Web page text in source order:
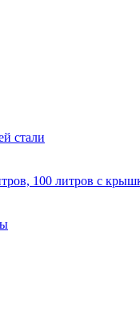
стали
100 литров с